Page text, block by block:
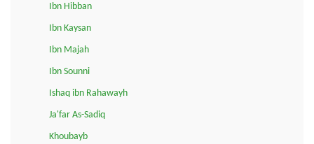
Ibn Hibban
Ibn Kaysan
Ibn Majah
Ibn Sounni
Ishaq ibn Rahawayh
Ja'far As-Sadiq
Khoubayb